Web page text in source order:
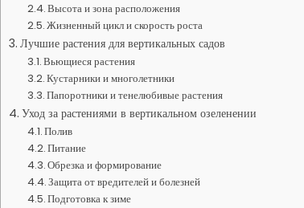
Высота и зона расположения
Жизненный цикл и скорость роста
Лучшие растения для вертикальных садов
Вьющиеся растения
Кустарники и многолетники
Папоротники и тенелюбивые растения
Уход за растениями в вертикальном озеленении
Полив
Питание
Обрезка и формирование
Защита от вредителей и болезней
Подготовка к зиме